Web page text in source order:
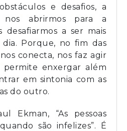
e desafios, a
abrirmos para a
desafiarmos a ser mais
dia. Porque, no fim das
conecta, nos faz agir
permite enxergar além
em sintonia com as
do outro.
Ekman, “As pessoas
são infelizes”. É